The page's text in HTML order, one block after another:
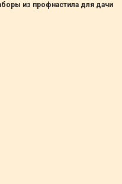
из профнастила для дачи